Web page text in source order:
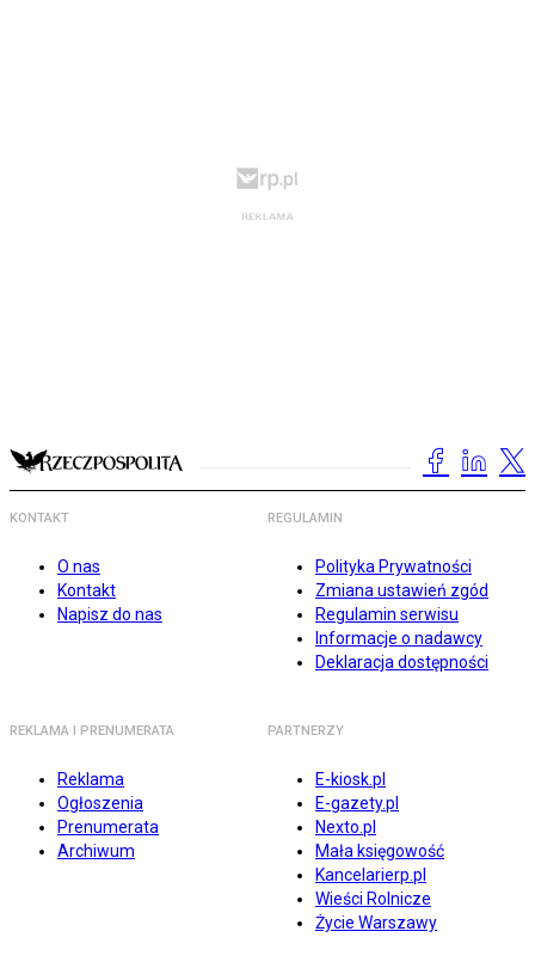
KONTAKT
O nas
Kontakt
Napisz do nas
REGULAMIN
Polityka Prywatności
Zmiana ustawień zgód
Regulamin serwisu
Informacje o nadawcy
Deklaracja dostępności
REKLAMA I PRENUMERATA
Reklama
Ogłoszenia
Prenumerata
Archiwum
PARTNERZY
E-kiosk.pl
E-gazety.pl
Nexto.pl
Mała księgowość
Kancelarierp.pl
Wieści Rolnicze
Życie Warszawy